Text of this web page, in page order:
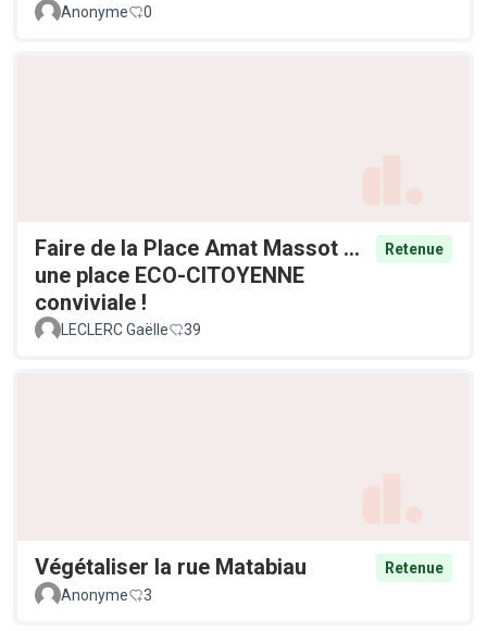
Anonyme 0
Faire de la Place Amat Massot ...
une place ECO-CITOYENNE
conviviale !
Retenue
LECLERC Gaëlle 39
Végétaliser la rue Matabiau
Retenue
Anonyme
3